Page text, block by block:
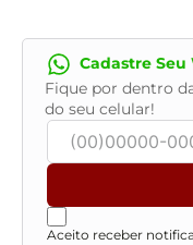
Material da
eucalipto, partes em
Encosto: Fixo em
elásticas com botões.
Assento:Fixo em
de OSB.
Material dos Pés:
Quantidade de Pés:
Cadastre
Fique por dentro
do seu celular!
Aceito receber